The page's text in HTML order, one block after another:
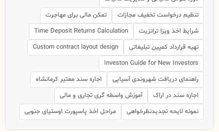
تنظیم درخواست تخفیف مجازات
تمکن مالی برای مهاجرت
شرایط اخذ ویزا ترانزیت
Time Deposit Returns Calculation
تهیه قرارداد کمپین تبلیغاتی
Custom contract layout design
Investon Guide for New Investors
راهنمای دریافت شهروندی آسیایی
اجاره سند معتبر کرمانشاه
اجاره سند در اراک
آموزش واسطه گری تجاری و مالی
نمونه لایحه تجدیدنظرخواهی
مراحل اخذ پاسپورت اوستیای جنوبی